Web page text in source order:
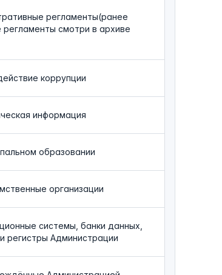
регламенты(ранее
регламенты смотри в архиве
коррупции
информация
образовании
организации
системы, банки данных,
регистры Администрации